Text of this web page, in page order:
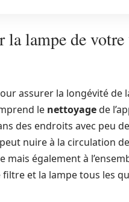
lampe de
assurer la longévité de
le nettoyagede
des endroits avec peu
nuire à la circulation
également à
et la lampe tous les